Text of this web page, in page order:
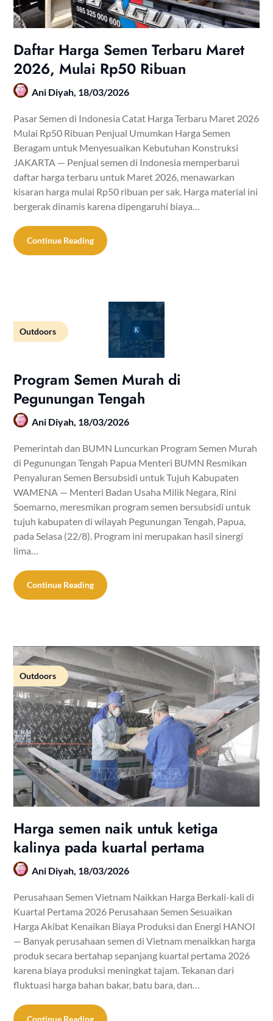
Daftar Harga Semen Terbaru Maret
2026, Mulai Rp50 Ribuan
Ani Diyah, 18/03/2026
Pasar Semen di Indonesia Catat Harga Terbaru Maret 2026
Mulai Rp50 Ribuan Penjual Umumkan Harga Semen
Beragam untuk Menyesuaikan Kebutuhan Konstruksi
JAKARTA — Penjual semen di Indonesia memperbarui
daftar harga terbaru untuk Maret 2026, menawarkan
kisaran harga mulai Rp50 ribuan per sak. Harga material ini
bergerak dinamis karena dipengaruhi biaya…
Continue Reading
Outdoors
Program Semen Murah di
Pegunungan Tengah
Ani Diyah, 18/03/2026
Pemerintah dan BUMN Luncurkan Program Semen Murah
di Pegunungan Tengah Papua Menteri BUMN Resmikan
Penyaluran Semen Bersubsidi untuk Tujuh Kabupaten
WAMENA — Menteri Badan Usaha Milik Negara, Rini
Soemarno, meresmikan program semen bersubsidi untuk
tujuh kabupaten di wilayah Pegunungan Tengah, Papua,
pada Selasa (22/8). Program ini merupakan hasil sinergi
lima…
Continue Reading
Outdoors
Harga semen naik untuk ketiga
kalinya pada kuartal pertama
Ani Diyah, 18/03/2026
Perusahaan Semen Vietnam Naikkan Harga Berkali-kali di
Kuartal Pertama 2026 Perusahaan Semen Sesuaikan
Harga Akibat Kenaikan Biaya Produksi dan Energi HANOI
— Banyak perusahaan semen di Vietnam menaikkan harga
produk secara bertahap sepanjang kuartal pertama 2026
karena biaya produksi meningkat tajam. Tekanan dari
fluktuasi harga bahan bakar, batu bara, dan…
Continue Reading